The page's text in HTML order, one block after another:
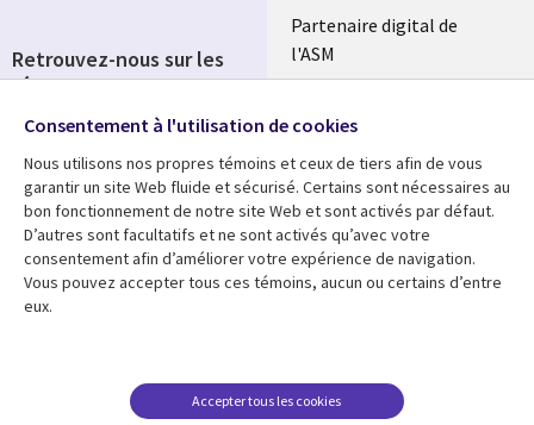
Partenaire digital de
l'ASM
Fusions
Ressources
Library
Links
Articles
Blog
Support
Legal
Accessibilité
conditions juridiques
FAQ Carrières
Retrouvez-nous sur les
réseaux
Social
Media
FRANCE
Consentement à l'utilisation de cookies
Nous utilisons nos propres témoins et ceux de tiers afin de vous
garantir un site Web fluide et sécurisé. Certains sont nécessaires au
bon fonctionnement de notre site Web et sont activés par défaut.
D’autres sont facultatifs et ne sont activés qu’avec votre
consentement afin d’améliorer votre expérience de navigation.
Vous pouvez accepter tous ces témoins, aucun ou certains d’entre
eux.
Accepter tous les cookies